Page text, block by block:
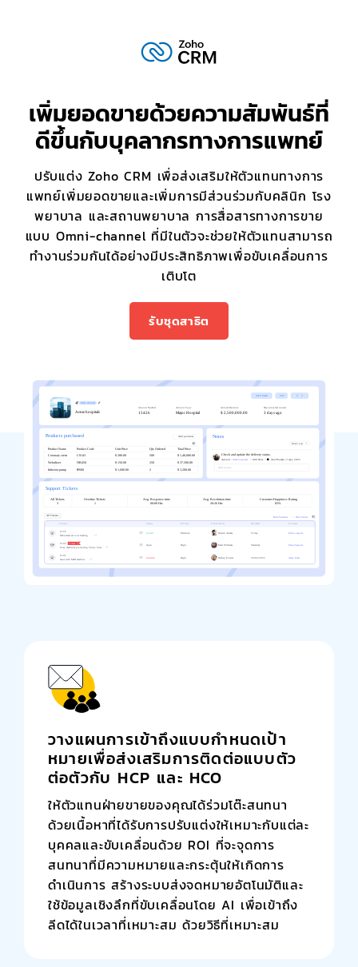
เพิ่มยอดขายด้วยความสัมพันธ์ที่
ดีขึ้นกับบุคลากรทางการแพทย์
ปรับแต่ง Zoho CRM เพื่อส่งเสริมให้ตัวแทนทางการ
แพทย์เพิ่มยอดขายและเพิ่มการมีส่วนร่วมกับคลินิก โรง
พยาบาล และสถานพยาบาล การสื่อสารทางการขาย
แบบ Omni-channel ที่มีในตัวจะช่วยให้ตัวแทนสามารถ
ทำงานร่วมกันได้อย่างมีประสิทธิภาพเพื่อขับเคลื่อนการ
เติบโต
รับชุดสาธิต
วางแผนการเข้าถึงแบบกำหนดเป้า
หมายเพื่อส่งเสริมการติดต่อแบบตัว
ต่อตัวกับ HCP และ HCO
ให้ตัวแทนฝ่ายขายของคุณได้ร่วมโต๊ะสนทนา
ด้วยเนื้อหาที่ได้รับการปรับแต่งให้เหมาะกับแต่ละ
บุคคลและขับเคลื่อนด้วย ROI ที่จะจุดการ
สนทนาที่มีความหมายและกระตุ้นให้เกิดการ
ดำเนินการ สร้างระบบส่งจดหมายอัตโนมัติและ
ใช้ข้อมูลเชิงลึกที่ขับเคลื่อนโดย AI เพื่อเข้าถึง
ลีดได้ในเวลาที่เหมาะสม ด้วยวิธีที่เหมาะสม